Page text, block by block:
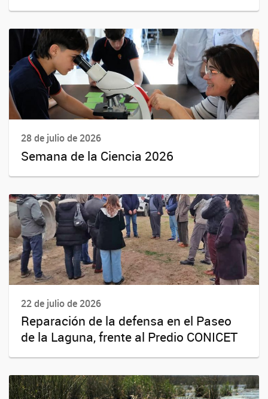
28 de julio de 2026
Semana de la Ciencia 2026
22 de julio de 2026
Reparación de la defensa en el Paseo
de la Laguna, frente al Predio CONICET